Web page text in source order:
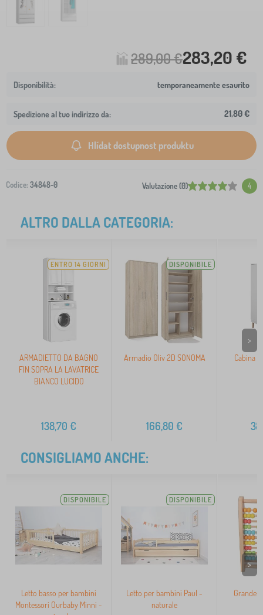
289,00 €283,20 €
temporaneamente esaurito
Spedizione al tuo indirizzo da: 21,80 €
Hlídat dostupnost produktu
Codice: 34848-0 Valutazione (0) 4
ALTRO DALLA CATEGORIA:
ENTRO 14 GIORNI
ARMADIETTO DA BAGNO
FIN SOPRA LA LAVATRICE
BIANCO LUCIDO
138,70 €
DISPONIBILE
Armadio Oliv 2D SONOMA
166,80 €
Cabina
>
CONSIGLIAMO ANCHE:
DISPONIBILE
Letto basso per bambini
Montessori Ourbaby Minni -
DISPONIBILE
Letto per bambini Paul -
naturale
Grande
>